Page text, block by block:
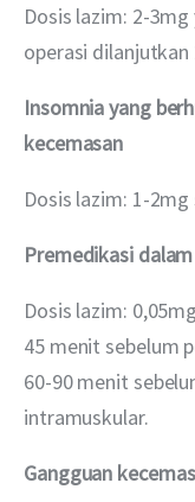
Dosis lazim: 2-
operasi
Insomnia yang
kecemasan
Dosis lazim: 1-
Premedikasi
Dosis lazim:
45 menit sebelum
60-90 menit
intramuskular.
Gangguan